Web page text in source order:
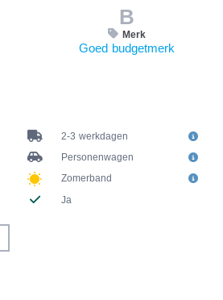
B
Merk
Goed budgetmerk
2-3 werkdagen
Personenwagen
Zomerband
Ja